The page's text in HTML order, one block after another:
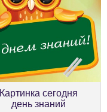
Картинка сегодня
день знаний